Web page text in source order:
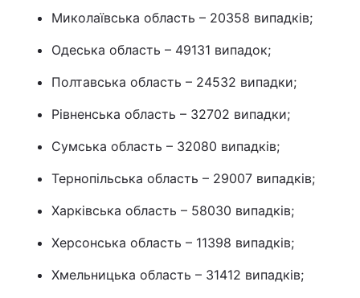
Миколаївська область – 20358 випадків;
Одеська область – 49131 випадок;
Полтавська область – 24532 випадки;
Рівненська область – 32702 випадки;
Сумська область – 32080 випадків;
Тернопільська область – 29007 випадків;
Харківська область – 58030 випадків;
Херсонська область – 11398 випадків;
Хмельницька область – 31412 випадків;